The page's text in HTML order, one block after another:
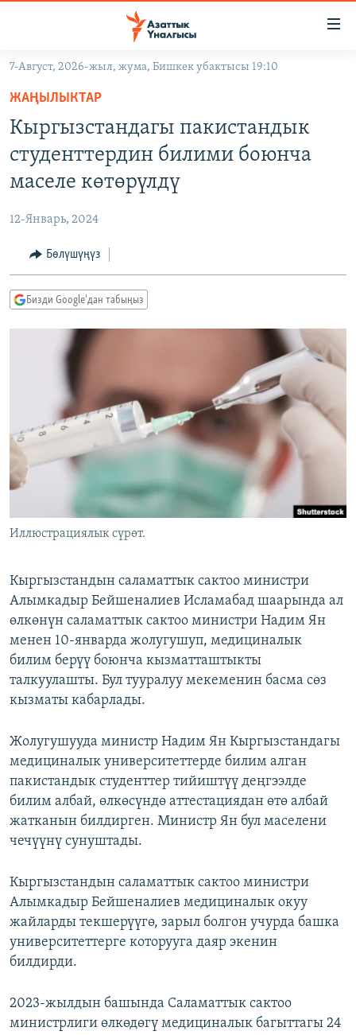
Навигацияга
өтүңүз
Издөөгө
салыңызКЫРГЫЗСТАН
МАДАНИЯТ
ДҮЙНӨ
УКРАИНА
ТВ ПРОГРАММАЛАР
БҮГҮН АЗАТТЫКТА
ДАНИСТЕ
АЗАТТЫК+
ЫҢГАЙСЫЗ СУРООЛОР
ПОДКАСТ
Русский
ЭЕ/АРнун бардык сайттары
7-Август, 2026-жыл, жума, Бишкек убактысы 19:10
ЖАҢЫЛЫКТАР
Кыргызстандагы пакистандык
студенттердин билими боюнча
маселе көтөрүлдү
12-Январь, 2024
Бөлүшүңүз
Бизди Google'дан табыңыз
Иллюстрациялык сүрөт.
Кыргызстандын саламаттык сактоо министри
Алымкадыр Бейшеналиев Исламабад шаарында ал
өлкөнүн саламаттык сактоо министри Надим Ян
менен 10-январда жолугушуп, медициналык
билим берүү боюнча кызматташтыкты
талкуулашты. Бул тууралуу мекеменин басма сөз
кызматы кабарлады.
Жолугушууда министр Надим Ян Кыргызстандагы
медициналык университеттерде билим алган
пакистандык студенттер тийиштүү деңгээлде
билим албай, өлкөсүндө аттестациядан өтө албай
жатканын билдирген. Министр Ян бул маселени
чечүүнү сунуштады.
Кыргызстандын саламаттык сактоо министри
Алымкадыр Бейшеналиев медициналык окуу
жайларды текшерүүгө, зарыл болгон учурда башка
университеттерге которууга даяр экенин
билдирди.
2023-жылдын башында Саламаттык сактоо
министрлиги өлкөдөгү медициналык багыттагы 24